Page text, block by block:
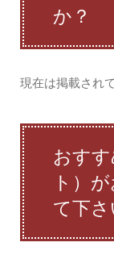
か？
現在は掲載され
おす
ト）
て下さ